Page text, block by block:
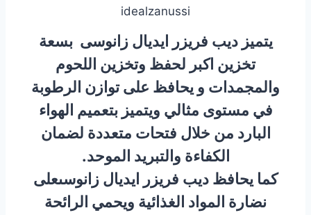
idealzanussi
يتميز ديب فريزر ايديال زانوسى بسعة
تخزين اكبر لحفظ وتخزين اللحوم
والمجمدات و يحافظ على توازن الرطوبة
في مستوى مثالي ويتميز بتعميم الهواء
البارد من خلال فتحات متعددة لضمان
الكفاءة والتبريد الموحد.
كما يحافظ ديب فريزر ايديال زانوسىعلى
نضارة المواد الغذائية ويحمي الرائحة